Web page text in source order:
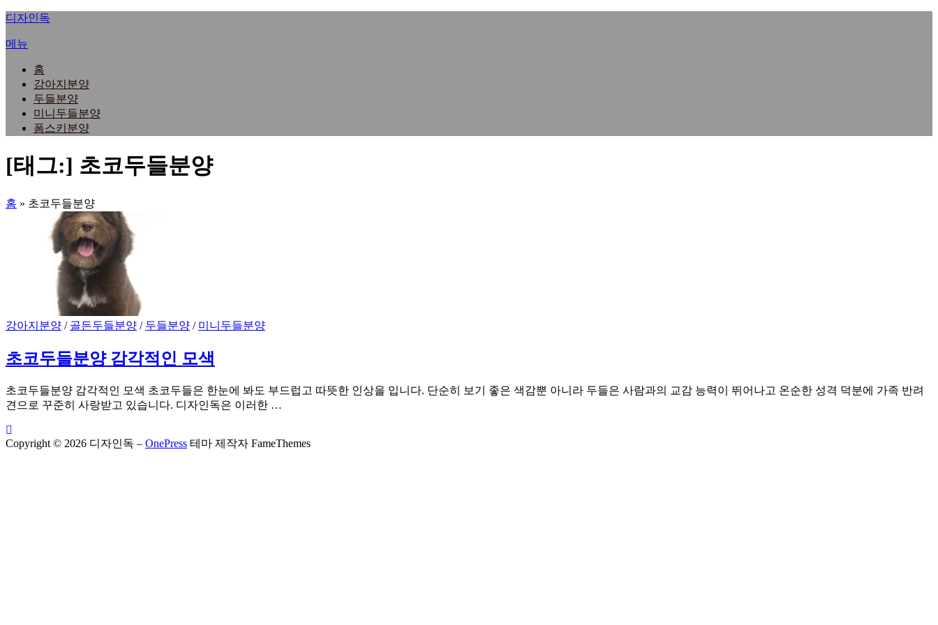
내
으
디자인독
메뉴
홈
강아지분양
두들분양
미니두들분양
폼스키분양
[태그:] 초코두들분양
홈 » 초코두들분양
강아지분양 / 골든두들분양 / 두들분양 / 미니두들분양
초코두들분양 감각적인 모색
초코두들분양 감각적인 모색 초코두들은 한눈에 봐도 부드럽고 따뜻한 인상을 입니다. 단순히 보기 좋은 색감뿐 아니라 두들은 사람과의 교감 능력이 뛰어나고 온순한 성격 덕분에 가족 반려
견으로 꾸준히 사랑받고 있습니다. 디자인독은 이러한 …
Copyright © 2026 디자인독 – OnePress 테마 제작자 FameThemes